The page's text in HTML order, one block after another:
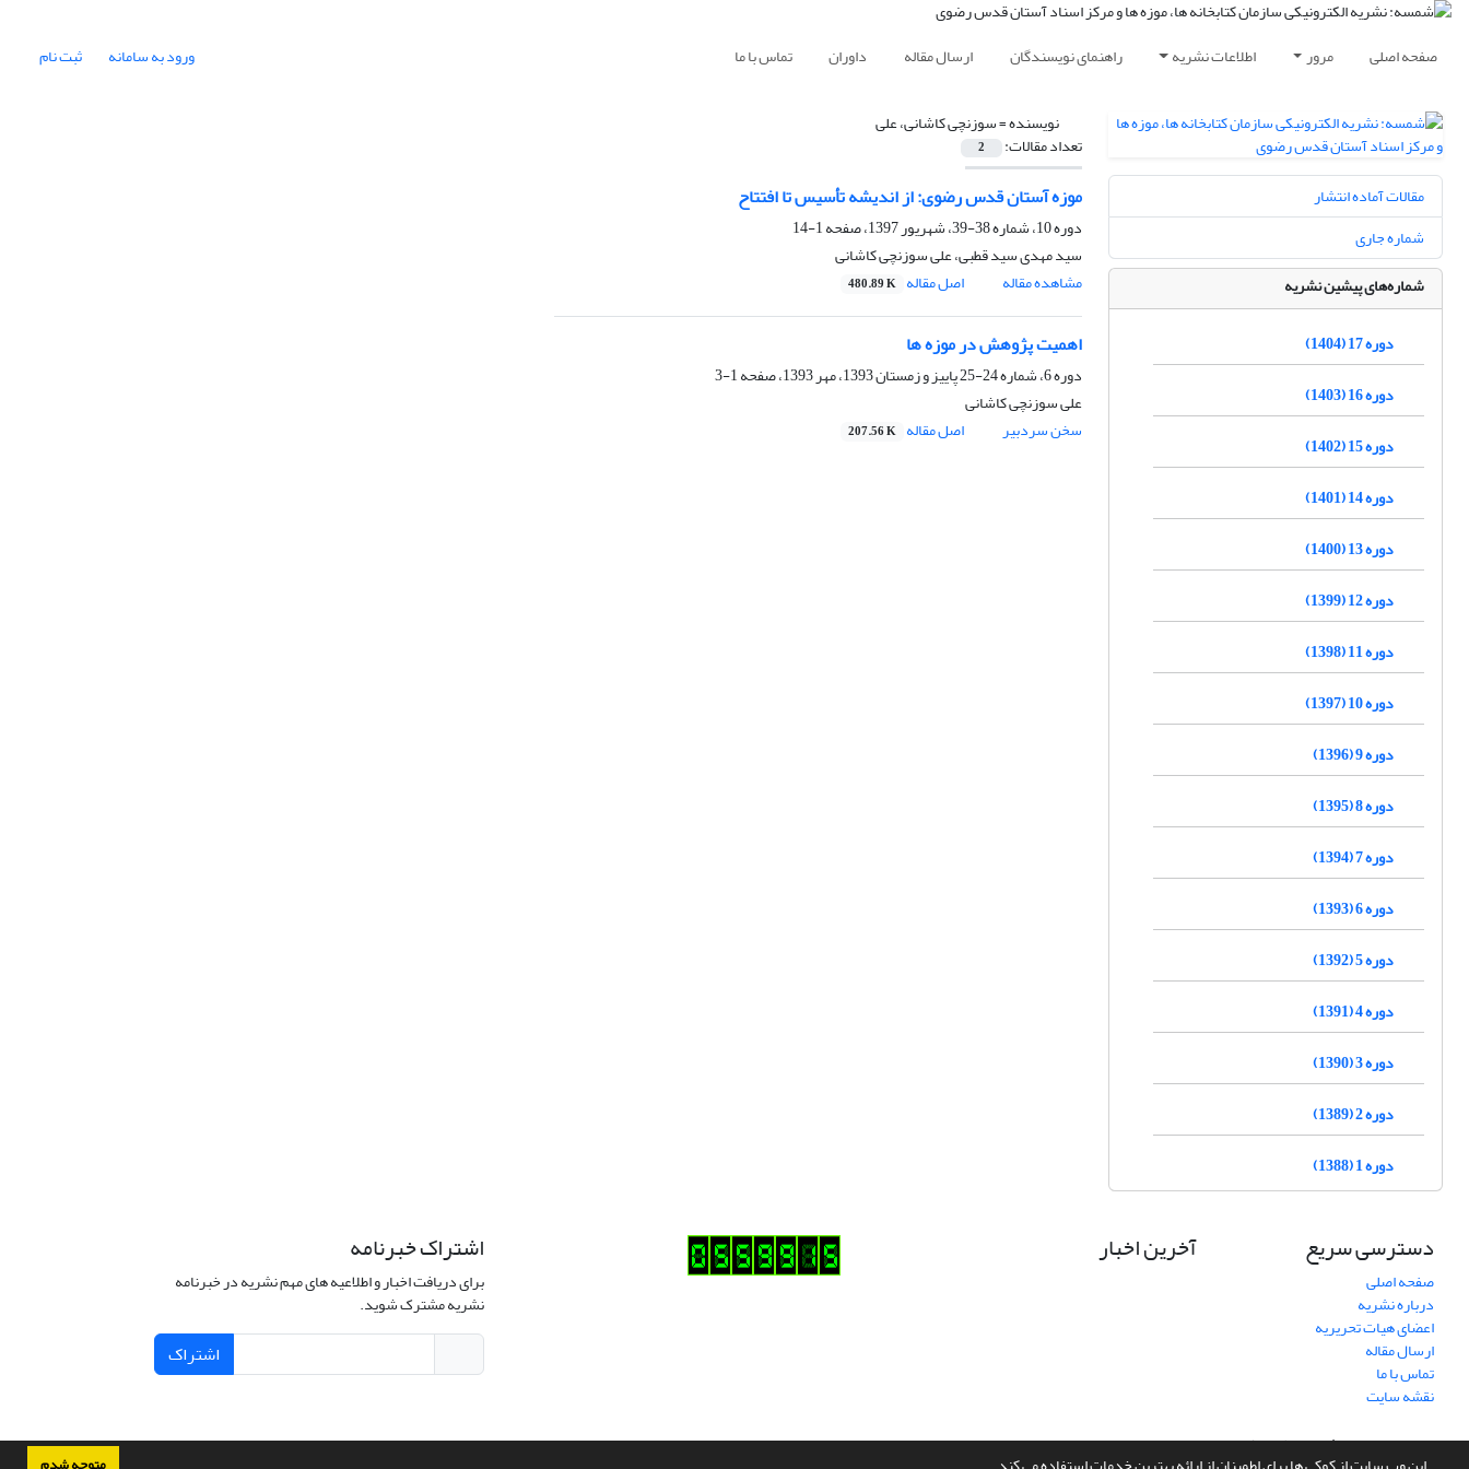
صفحه اصلی مرور اطلاعات نشریه راهنمای نویسندگان ارسال مقاله داوران تماس با ما ورود به سامانه ثبت نام
نویسنده =سوزنچی کاشانی، علی
تعداد مقالات: 2
موزه آستان قدس رضوی: از اندیشه تأسیس تا افتتاح
دوره 10، شماره 38-39، شهریور 1397، صفحه
1-14
سید مهدی سید قطبی، علی سوزنچی کاشانی
مشاهده مقاله
اصل مقاله 480.89 K
اهمیت پژوهش در موزه ها
دوره 6، شماره 24-25 پاییز و زمستان 1393، مهر 1393، صفحه
1-3
علی سوزنچی کاشانی
سخن سردبیر
اصل مقاله 207.56 K
مقالات آماده انتشار
شماره جاری
شماره‌های پیشین نشریه
دوره 17 (1404)
دوره 16 (1403)
دوره 15 (1402)
دوره 14 (1401)
دوره 13 (1400)
دوره 12 (1399)
دوره 11 (1398)
دوره 10 (1397)
دوره 9 (1396)
دوره 8 (1395)
دوره 7 (1394)
دوره 6 (1393)
دوره 5 (1392)
دوره 4 (1391)
دوره 3 (1390)
دوره 2 (1389)
دوره 1 (1388)
دسترسی سریع
صفحه اصلی
درباره نشریه
اعضای هیات تحریریه
ارسال مقاله
تماس با ما
نقشه سایت
آخرین اخبار اشتراک خبرنامه
برای دریافت اخبار و اطلاعیه های مهم نشریه در خبرنامه
نشریه مشترک شوید.
اشتراک
سامانه مدیریت نشریات علمی.طراحی و پیاده سازی ازسیناوب